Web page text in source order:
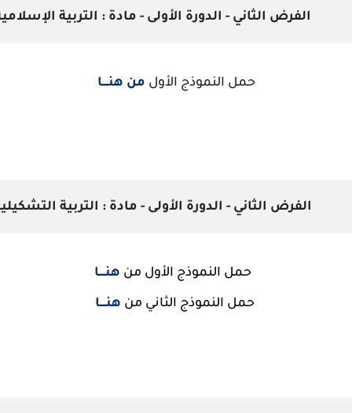
الفرض الثاني - الدورة الأولى - مادة : التربية
حمل النموذج الأول من هنــــا
الفرض الثاني - الدورة الأولى - مادة : التربية
حمل النموذج الأول من هنــــا
حمل النموذج الثاني من هنــــا